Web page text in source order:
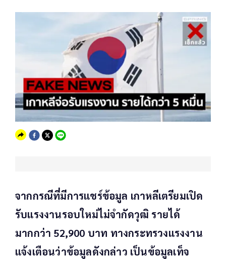
จากกรณีที่มีการแชร์ข้อมูล เกาหลีเตรียมเปิด
รับแรงงานรอบใหม่ไม่จำกัดวุฒิ รายได้
มากกว่า 52,900 บาท ทางกระทรวงแรงงาน
แจ้งเตือนว่าข้อมูลดังกล่าว เป็นข้อมูลเท็จ